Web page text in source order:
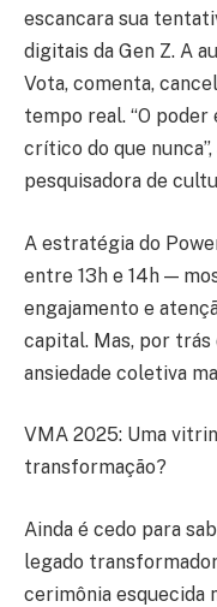
escancara sua
digitais da Gen Z. A
Vota, comenta,
tempo real. “O poder
crítico do que
pesquisadora de
A estratégia do
entre 13h e 14h —
engajamento e
capital. Mas, por trás
ansiedade coletiva
VMA 2025: Uma
transformação?
Ainda é cedo para
legado
cerimônia esquecida